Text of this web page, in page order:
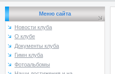
Меню сайта
Новости клуба
О клубе
Документы клуба
Гимн клуба
Фотоальбомы